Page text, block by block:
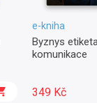
e-kniha
Byznys
komunikace
349 Kč